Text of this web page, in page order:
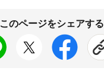
このページをシェアする